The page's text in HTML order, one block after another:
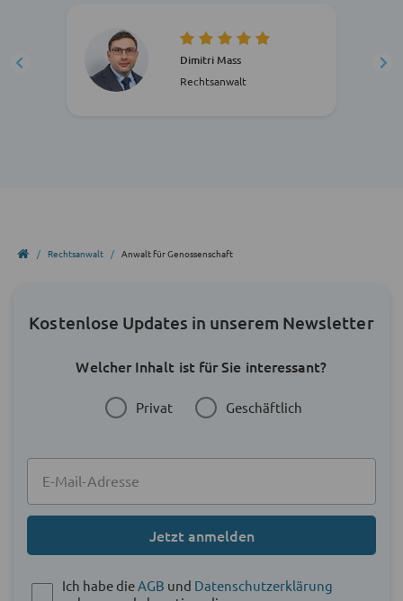
Dimitri Mass
Rechtsanwalt
Rechtsanwalt Anwalt für Genossenschaft
Kostenlose Updates in unserem Newsletter
Welcher Inhalt ist für Sie interessant?
Privat Geschäftlich
Jetzt anmelden
Ich habe die AGB und Datenschutzerklärung